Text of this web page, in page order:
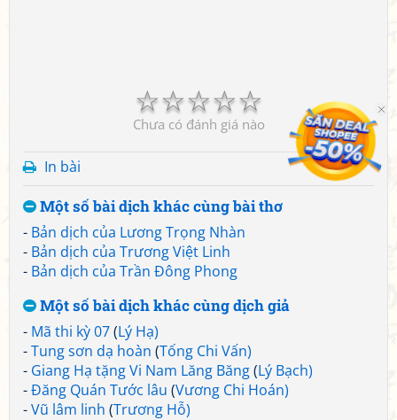
☆
☆
☆
☆
☆
Chưa có đánh giá nào
In bài
Một số bài dịch khác cùng bài thơ
- Bản dịch của Lương Trọng Nhàn
- Bản dịch của Trương Việt Linh
- Bản dịch của Trần Đông Phong
Một số bài dịch khác cùng dịch giả
- Mã thi kỳ 07(Lý Hạ)
-Tung sơn dạ hoàn (Tống Chi Vấn)
- Giang Hạ tặng Vi Nam Lăng Băng(Lý Bạch)
-Đăng Quán Tước lâu (Vương Chi Hoán)
-Vũ lâm linh (Trương Hỗ)